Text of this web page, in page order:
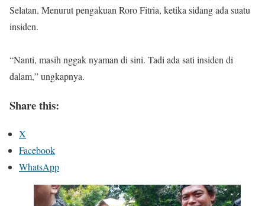
Selatan. Menurut pengakuan Roro Fitria, ketika sidang ada suatu
insiden.
“Nanti, masih nggak nyaman di sini. Tadi ada sati insiden di
dalam,” ungkapnya.
Share this:
X
Facebook
WhatsApp